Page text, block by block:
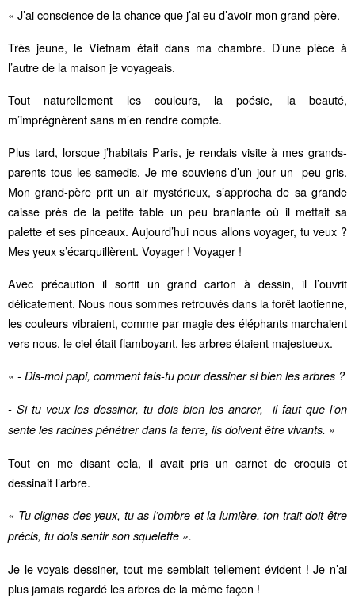
« J’ai conscience de la chance que j’ai eu d’avoir mon grand-père.
Très jeune, le Vietnam était dans ma chambre. D’une pièce à
l’autre de la maison je voyageais.
Tout naturellement les couleurs, la poésie, la beauté,
m’imprégnèrent sans m’en rendre compte.
Plus tard, lorsque j’habitais Paris, je rendais visite à mes grands-
parents tous les samedis. Je me souviens d’un jour un peu gris.
Mon grand-père prit un air mystérieux, s’approcha de sa grande
caisse près de la petite table un peu branlante où il mettait sa
palette et ses pinceaux. Aujourd’hui nous allons voyager, tu veux ?
Mes yeux s’écarquillèrent. Voyager ! Voyager !
Avec précaution il sortit un grand carton à dessin, il l’ouvrit
délicatement. Nous nous sommes retrouvés dans la forêt laotienne,
les couleurs vibraient, comme par magie des éléphants marchaient
vers nous, le ciel était flamboyant, les arbres étaient majestueux.
« - Dis-moi papi, comment fais-tu pour dessiner si bien les arbres ?
- Si tu veux les dessiner, tu dois bien les ancrer, il faut que l’on
sente les racines pénétrer dans la terre, ils doivent être vivants. »
Tout en me disant cela, il avait pris un carnet de croquis et
dessinait l’arbre.
« Tu clignes des yeux, tu as l’ombre et la lumière, ton trait doit être
précis, tu dois sentir son squelette ».
Je le voyais dessiner, tout me semblait tellement évident ! Je n’ai
plus jamais regardé les arbres de la même façon !